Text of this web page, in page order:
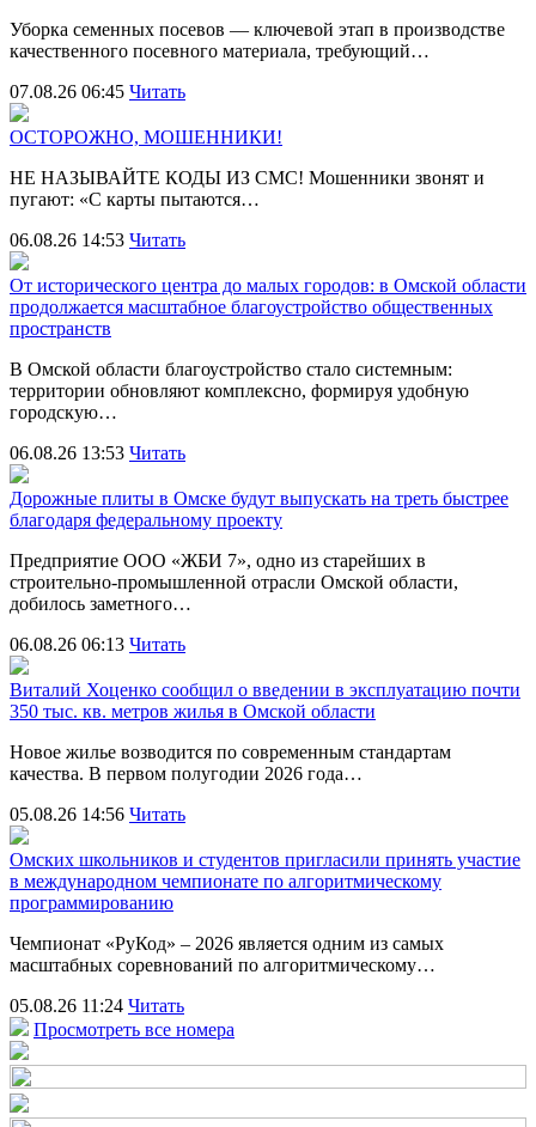
Уборка семенных посевов — ключевой этап в производстве
качественного посевного материала, требующий…
07.08.26 06:45 Читать
ОСТОРОЖНО, МОШЕННИКИ!
НЕ НАЗЫВАЙТЕ КОДЫ ИЗ СМС! Мошенники звонят и
пугают: «С карты пытаются…
06.08.26 14:53 Читать
От исторического центра до малых городов: в Омской области
продолжается масштабное благоустройство общественных
пространств
В Омской области благоустройство стало системным:
территории обновляют комплексно, формируя удобную
городскую…
06.08.26 13:53 Читать
Дорожные плиты в Омске будут выпускать на треть быстрее
благодаря федеральному проекту
Предприятие ООО «ЖБИ 7», одно из старейших в
строительно‑промышленной отрасли Омской области,
добилось заметного…
06.08.26 06:13 Читать
Виталий Хоценко сообщил о введении в эксплуатацию почти
350 тыс. кв. метров жилья в Омской области
Новое жилье возводится по современным стандартам
качества. В первом полугодии 2026 года…
05.08.26 14:56 Читать
Омских школьников и студентов пригласили принять участие
в международном чемпионате по алгоритмическому
программированию
Чемпионат «РуКод» – 2026 является одним из самых
масштабных соревнований по алгоритмическому…
05.08.26 11:24 Читать
Просмотреть все номера